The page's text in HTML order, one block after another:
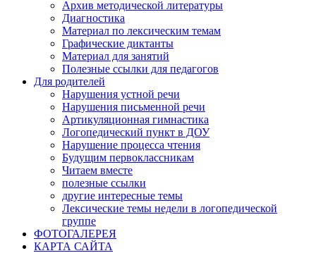
Архив методической литературы
Диагностика
Материал по лексическим темам
Графические диктанты
Материал для занятий
Полезные ссылки для педагогов
Для родителей
Нарушения устной речи
Нарушения письменной речи
Артикуляционная гимнастика
Логопедический пункт в ДОУ
Нарушение процесса чтения
Будущим первоклассникам
Читаем вместе
полезные ссылки
другие интересные темы
Лексические темы недели в логопедической
группе
ФОТОГАЛЕРЕЯ
КАРТА САЙТА